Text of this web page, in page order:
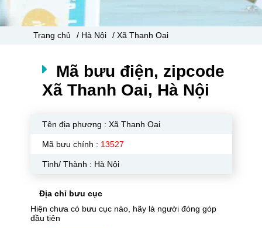
Trang chủ / Hà Nội / Xã Thanh Oai
Mã bưu điện, zipcode
Xã Thanh Oai, Hà Nội
Tên địa phương : Xã Thanh Oai
Mã bưu chính : 13527
Tỉnh/ Thành : Hà Nội
Địa chỉ bưu cục
Hiện chưa có bưu cục nào, hãy là người đóng góp
đầu tiên